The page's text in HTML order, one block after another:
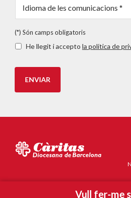
Idioma
comunicacions *
(*)
Són
camps
(*) Són camps obligatoris
He llegit i accepto la política de
ENVIAR
© Copyright 2013, Càritas
Vull fer-me